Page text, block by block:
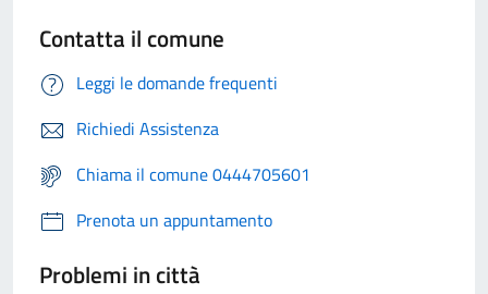
Contatta il comune
Leggi le domande frequenti
Richiedi Assistenza
Chiama il comune 0444705601
Prenota un appuntamento
Problemi in città